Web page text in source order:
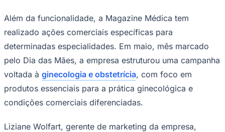
Além da funcionalidade, a Magazine Médica tem
realizado ações comerciais específicas para
determinadas especialidades. Em maio, mês marcado
pelo Dia das Mães, a empresa estruturou uma campanha
voltada à ginecologia e obstetrícia, com foco em
produtos essenciais para a prática ginecológica e
condições comerciais diferenciadas.
Liziane Wolfart, gerente de marketing da empresa,